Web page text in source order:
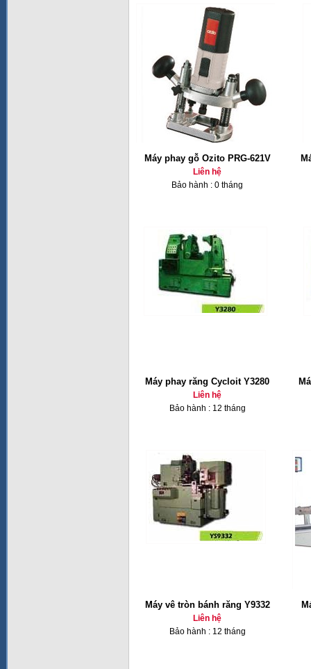
Máy phay gỗ Ozito PRG-621V
Liên hệ
Bảo hành : 0 tháng
Máy phay răng Cycloit Y3280
Liên hệ
Bảo hành : 12 tháng
Máy vê tròn bánh răng Y9332
Liên hệ
Bảo hành : 12 tháng